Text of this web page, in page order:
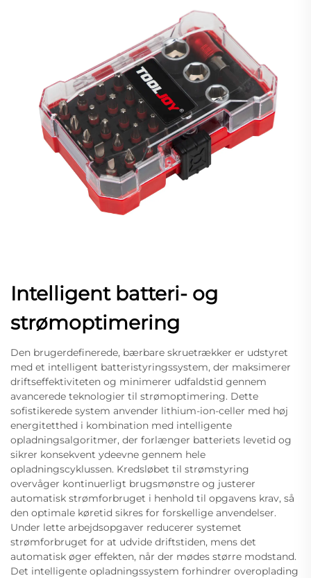
Intelligent batteri- og
strømoptimering
Den brugerdefinerede, bærbare skruetrækker er udstyret
med et intelligent batteristyringssystem, der maksimerer
driftseffektiviteten og minimerer udfaldstid gennem
avancerede teknologier til strømoptimering. Dette
sofistikerede system anvender lithium-ion-celler med høj
energitetthed i kombination med intelligente
opladningsalgoritmer, der forlænger batteriets levetid og
sikrer konsekvent ydeevne gennem hele
opladningscyklussen. Kredsløbet til strømstyring
overvåger kontinuerligt brugsmønstre og justerer
automatisk strømforbruget i henhold til opgavens krav, så
den optimale køretid sikres for forskellige anvendelser.
Under lette arbejdsopgaver reducerer systemet
strømforbruget for at udvide driftstiden, mens det
automatisk øger effekten, når der mødes større modstand.
Det intelligente opladningssystem forhindrer overoplading